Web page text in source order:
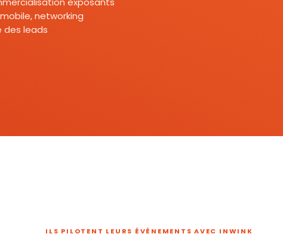
networking
des leads
ILS PILOTENT LEURS ÉVÉNEMENTS AVEC INWINK